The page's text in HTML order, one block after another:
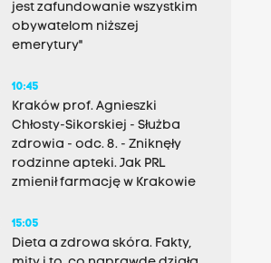
jest zafundowanie wszystkim
obywatelom niższej
emerytury"
10:45
Kraków prof. Agnieszki
Chłosty-Sikorskiej - Służba
zdrowia - odc. 8. - Zniknęły
rodzinne apteki. Jak PRL
zmienił farmację w Krakowie
15:05
Dieta a zdrowa skóra. Fakty,